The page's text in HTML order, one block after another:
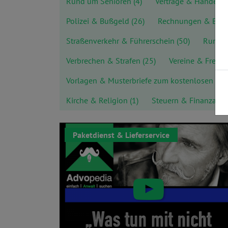
Polizei & Bußgeld (26) Rechnungen &
Straßenverkehr & Führerschein (50) Rund
Verbrechen & Strafen (25) Vereine & Freizeit
Vorlagen & Musterbriefe zum kostenlosen
Kirche & Religion (1) Steuern & Finanzamt
Paketdienst & Lieferservice